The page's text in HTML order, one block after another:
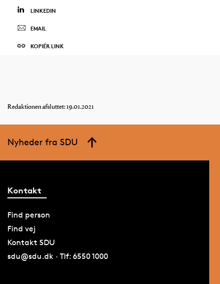
LINKEDIN
EMAIL
KOPIÉR LINK
Redaktionen afsluttet: 19.01.2021
Nyheder fra SDU
Kontakt
Find person
Find vej
Kontakt SDU
sdu@sdu.dk · Tlf: 6550 1000